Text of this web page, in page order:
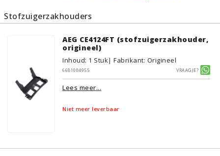
Stofzuigerzakhouders
AEG CE4124FT (stofzuigerzakhouder,
origineel)
Inhoud: 1 Stuk| Fabrikant: Origineel
6681004955
Vraagje?
Lees meer...
Niet meer leverbaar